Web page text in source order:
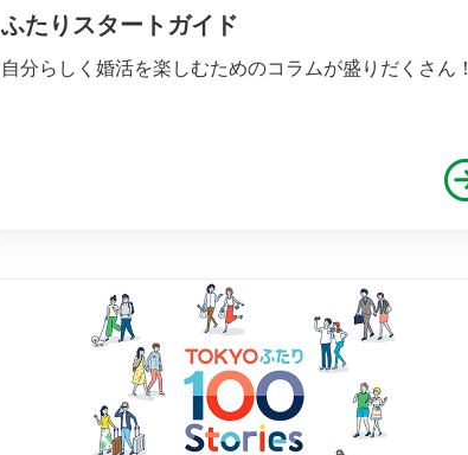
ふたりスタートガイド
自分らしく婚活を楽しむためのコラムが盛りだくさん！